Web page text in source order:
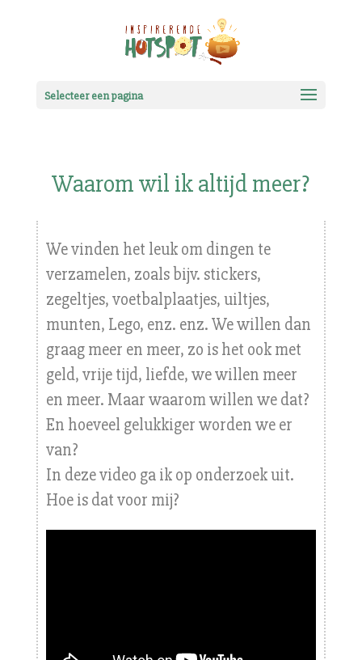
Selecteer een pagina
Waarom wil ik altijd meer?
We vinden het leuk om dingen te
verzamelen, zoals bijv. stickers,
zegeltjes, voetbalplaatjes, uiltjes,
munten, Lego, enz. enz. We willen dan
graag meer en meer, zo is het ook met
geld, vrije tijd, liefde, we willen meer
en meer. Maar waarom willen we dat?
En hoeveel gelukkiger worden we er
van?
In deze video ga ik op onderzoek uit.
Hoe is dat voor mij?